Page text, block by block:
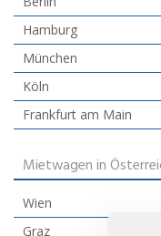
Hamburg
München
Köln
Frankfurt am Main
Mietwagen in
Wien
Graz